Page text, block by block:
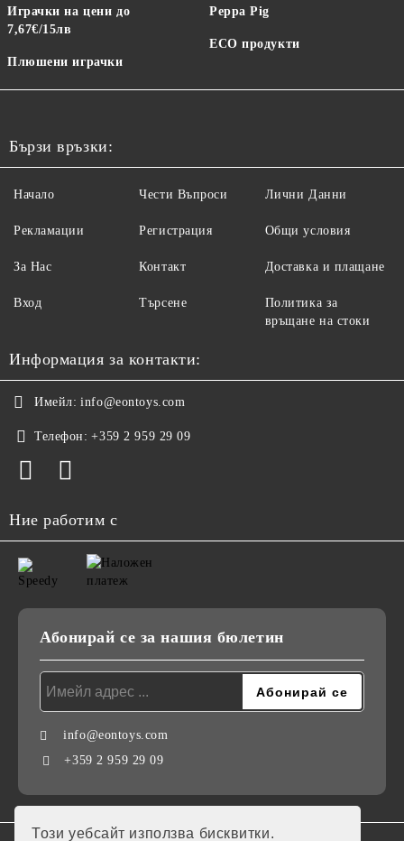
Този уебсайт използва бисквитки.
Играчки на цени до
7,67€/15лв
Плюшени играчки
Peppa Pig
ECO продукти
Бързи връзки:
Начало
Рекламации
За Нас
Вход
Чести Въпроси
Регистрация
Контакт
Търсене
Лични Данни
Общи условия
Доставка и плащане
Политика за
връщане на стоки
Информация за контакти:
Имейл: info@eontoys.com
Телефон: +359 2 959 29 09
Ние работим с
Абонирай се за нашия бюлетин
info@eontoys.com
+359 2 959 29 09